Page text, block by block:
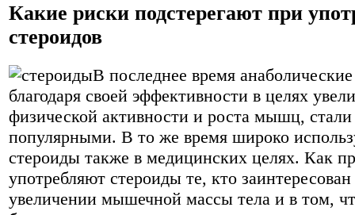
Какие риски подстерегают при
стероидов
В последнее время
благодаря своей эффективности в целях
физической активности и роста мышц, стали
популярными. В то же время широко
стероиды также в медицинских целях. Как
употребляют стероиды те, кто заинтересован
увеличении мышечной массы тела и в том,